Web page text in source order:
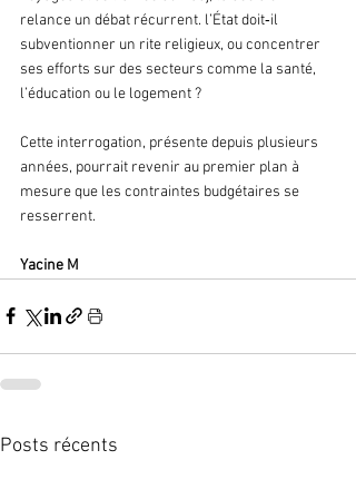
relance un débat récurrent. l’État doit‑il
subventionner un rite religieux, ou concentrer
ses efforts sur des secteurs comme la santé,
l’éducation ou le logement ?
Cette interrogation, présente depuis plusieurs
années, pourrait revenir au premier plan à
mesure que les contraintes budgétaires se
resserrent.
Yacine M
Posts récents